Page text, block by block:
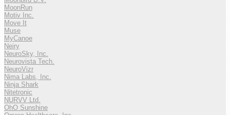
MoonRun
Motiv Inc.
Move It
Muse
MyCanoe
Neiry
NeuroSky, Inc.
Neurovista Tech.
NeuroVizr
Nima Labs, Inc.
Ninja Shark
Nitetronic
NURVV Ltd.
OhO Sunshine